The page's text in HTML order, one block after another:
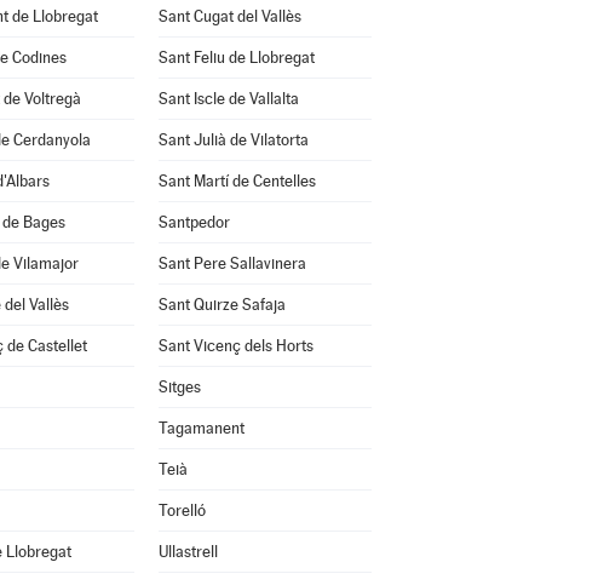
de Llobregat Sant Cugat del Vallès
Codines Sant Feliu de Llobregat
Voltregà Sant Iscle de Vallalta
Cerdanyola Sant Julià de Vilatorta
Sant Martí de Centelles
Bages Santpedor
Vilamajor Sant Pere Sallavinera
del Vallès Sant Quirze Safaja
de Castellet Sant Vicenç dels Horts
Sitges
Tagamanent
Teià
Torelló
Llobregat Ullastrell